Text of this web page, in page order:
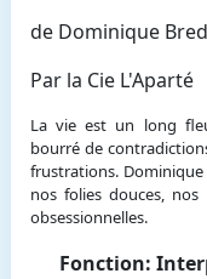
de Dominique
Par la Cie L'Aparté
La vie est un long
bourré de
frustrations.
nos folies douces, nos
obsessionnelles.
Fonction: